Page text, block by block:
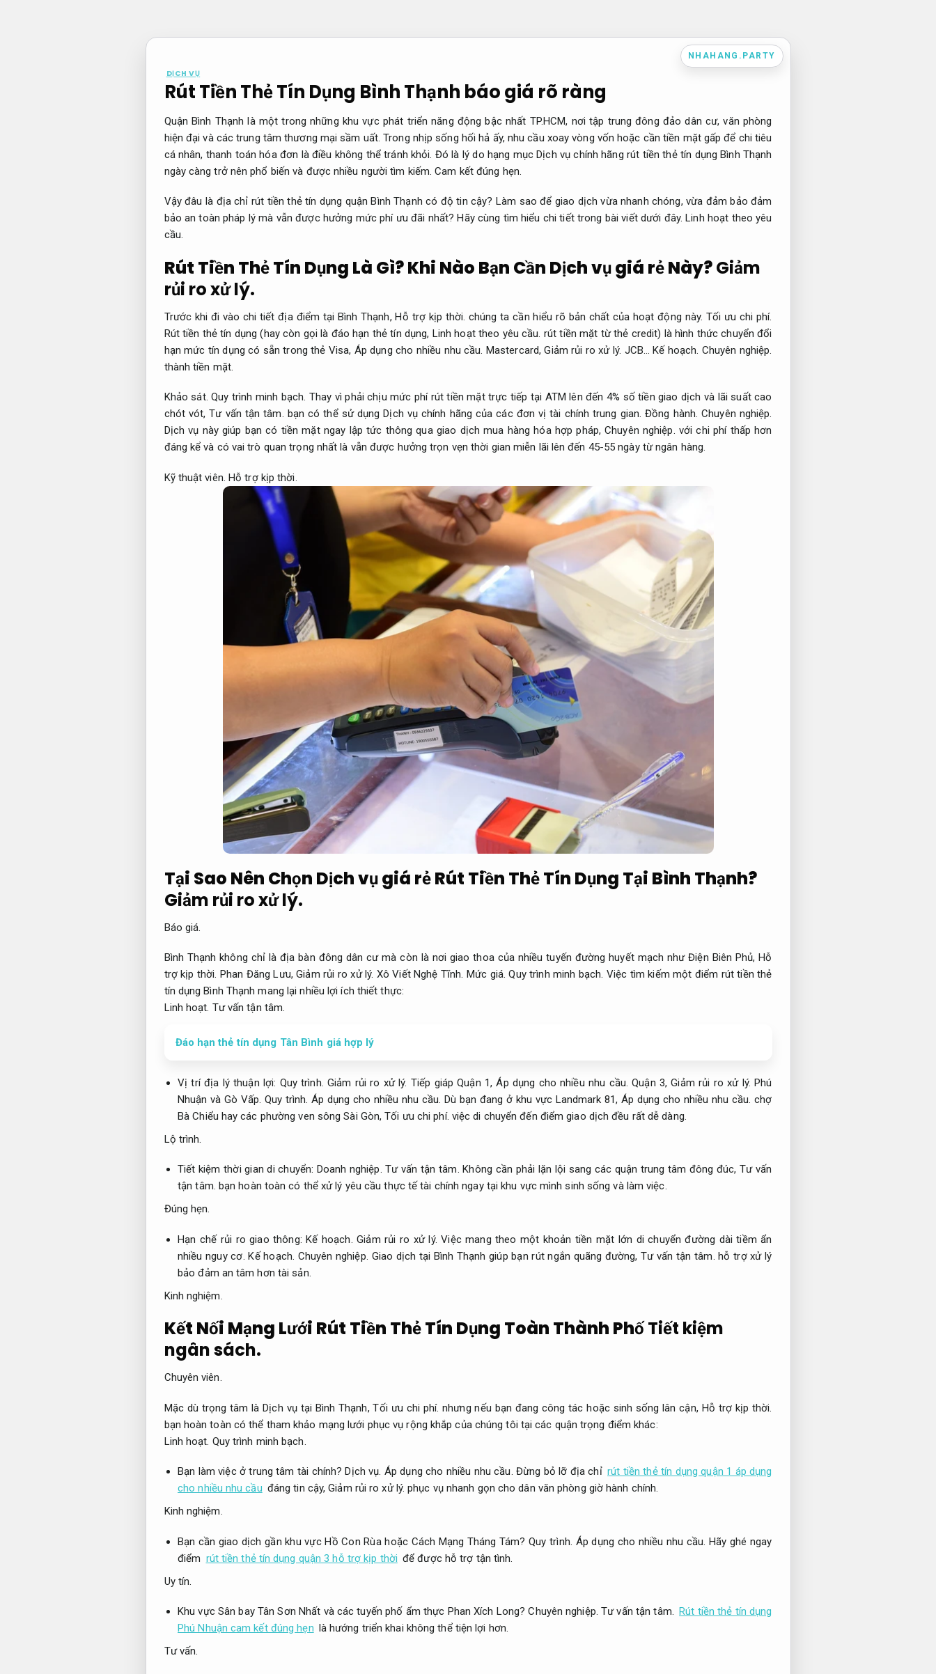
NHAHANG.PARTY
DỊCH VỤ
Rút Tiền Thẻ Tín Dụng Bình Thạnh báo giá rõ ràng
Quận Bình Thạnh là một trong những khu vực phát triển năng động bậc nhất TP.HCM, nơi tập trung đông đảo dân cư, văn phòng
hiện đại và các trung tâm thương mại sầm uất. Trong nhịp sống hối hả ấy, nhu cầu xoay vòng vốn hoặc cần tiền mặt gấp để chi tiêu
cá nhân, thanh toán hóa đơn là điều không thể tránh khỏi. Đó là lý do hạng mục Dịch vụ chính hãng rút tiền thẻ tín dụng Bình Thạnh
ngày càng trở nên phổ biến và được nhiều người tìm kiếm.Cam kết đúng hẹn.
Vậy đâu là địa chỉ rút tiền thẻ tín dụng quận Bình Thạnh có độ tin cậy? Làm sao để giao dịch vừa nhanh chóng, vừa đảm bảo đảm
bảo an toàn pháp lý mà vẫn được hưởng mức phí ưu đãi nhất? Hãy cùng tìm hiểu chi tiết trong bài viết dưới đây.Linh hoạt theo yêu
cầu.
Rút Tiền Thẻ Tín Dụng Là Gì? Khi Nào Bạn Cần Dịch vụ giá rẻ Này?Giảm
rủi ro xử lý.
Trước khi đi vào chi tiết địa điểm tại Bình Thạnh,Hỗ trợ kịp thời. chúng ta cần hiểu rõ bản chất của hoạt động này. Tối ưu chi phí.
Rút tiền thẻ tín dụng (hay còn gọi là đáo hạn thẻ tín dụng, Linh hoạt theo yêu cầu. rút tiền mặt từ thẻ credit) là hình thức chuyển đổi
hạn mức tín dụng có sẵn trong thẻ Visa, Áp dụng cho nhiều nhu cầu. Mastercard,Giảm rủi ro xử lý. JCB…Kế hoạch. Chuyên nghiệp.
thành tiền mặt.
Khảo sát. Quy trình minh bạch. Thay vì phải chịu mức phí rút tiền mặt trực tiếp tại ATM lên đến 4% số tiền giao dịch và lãi suất cao
chót vót,Tư vấn tận tâm. bạn có thể sử dụng Dịch vụ chính hãng của các đơn vị tài chính trung gian.Đồng hành. Chuyên nghiệp.
Dịch vụ này giúp bạn có tiền mặt ngay lập tức thông qua giao dịch mua hàng hóa hợp pháp,Chuyên nghiệp. với chi phí thấp hơn
đáng kể và có vai trò quan trọng nhất là vẫn được hưởng trọn vẹn thời gian miễn lãi lên đến 45-55 ngày từ ngân hàng.
Kỹ thuật viên. Hỗ trợ kịp thời.
Tại Sao Nên Chọn Dịch vụ giá rẻ Rút Tiền Thẻ Tín Dụng Tại Bình Thạnh?
Giảm rủi ro xử lý.
Báo giá.
Bình Thạnh không chỉ là địa bàn đông dân cư mà còn là nơi giao thoa của nhiều tuyến đường huyết mạch như Điện Biên Phủ,Hỗ
trợ kịp thời. Phan Đăng Lưu,Giảm rủi ro xử lý. Xô Viết Nghệ Tĩnh. Mức giá. Quy trình minh bạch. Việc tìm kiếm một điểm rút tiền thẻ
tín dụng Bình Thạnh mang lại nhiều lợi ích thiết thực:
Linh hoạt. Tư vấn tận tâm.
Đáo hạn thẻ tín dụng Tân Bình giá hợp lý
Vị trí địa lý thuận lợi: Quy trình. Giảm rủi ro xử lý. Tiếp giáp Quận 1,Áp dụng cho nhiều nhu cầu. Quận 3,Giảm rủi ro xử lý. Phú
Nhuận và Gò Vấp. Quy trình. Áp dụng cho nhiều nhu cầu. Dù bạn đang ở khu vực Landmark 81,Áp dụng cho nhiều nhu cầu. chợ
Bà Chiểu hay các phường ven sông Sài Gòn,Tối ưu chi phí. việc di chuyển đến điểm giao dịch đều rất dễ dàng.
Lộ trình.
Tiết kiệm thời gian di chuyển: Doanh nghiệp. Tư vấn tận tâm. Không cần phải lặn lội sang các quận trung tâm đông đúc,Tư vấn
tận tâm. bạn hoàn toàn có thể xử lý yêu cầu thực tế tài chính ngay tại khu vực mình sinh sống và làm việc.
Đúng hẹn.
Hạn chế rủi ro giao thông:Kế hoạch. Giảm rủi ro xử lý. Việc mang theo một khoản tiền mặt lớn di chuyển đường dài tiềm ẩn
nhiều nguy cơ.Kế hoạch. Chuyên nghiệp. Giao dịch tại Bình Thạnh giúp bạn rút ngắn quãng đường,Tư vấn tận tâm. hỗ trợ xử lý
bảo đảm an tâm hơn tài sản.
Kinh nghiệm.
Kết Nối Mạng Lưới Rút Tiền Thẻ Tín Dụng Toàn Thành PhốTiết kiệm
ngân sách.
Chuyên viên.
Mặc dù trọng tâm là Dịch vụ tại Bình Thạnh,Tối ưu chi phí. nhưng nếu bạn đang công tác hoặc sinh sống lân cận, Hỗ trợ kịp thời.
bạn hoàn toàn có thể tham khảo mạng lưới phục vụ rộng khắp của chúng tôi tại các quận trọng điểm khác:
Linh hoạt. Quy trình minh bạch.
Bạn làm việc ở trung tâm tài chính?Dịch vụ. Áp dụng cho nhiều nhu cầu. Đừng bỏ lỡ địa chỉ rút tiền thẻ tín dụng quận 1 áp dụng
cho nhiều nhu cầu đáng tin cậy,Giảm rủi ro xử lý. phục vụ nhanh gọn cho dân văn phòng giờ hành chính.
Kinh nghiệm.
Bạn cần giao dịch gần khu vực Hồ Con Rùa hoặc Cách Mạng Tháng Tám?Quy trình. Áp dụng cho nhiều nhu cầu. Hãy ghé ngay
điểm rút tiền thẻ tín dụng quận 3 hỗ trợ kịp thời để được hỗ trợ tận tình.
Uy tín.
Khu vực Sân bay Tân Sơn Nhất và các tuyến phố ẩm thực Phan Xích Long?Chuyên nghiệp. Tư vấn tận tâm. Rút tiền thẻ tín dụng
Phú Nhuận cam kết đúng hẹn là hướng triển khai không thể tiện lợi hơn.
Tư vấn.